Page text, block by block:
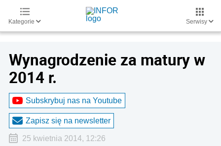
Kategorie Serwisy
Wynagrodzenie za matury w
2014 r.
Subskrybuj nas na Youtube
Zapisz się na newsletter
25 kwietnia 2014, 12:26